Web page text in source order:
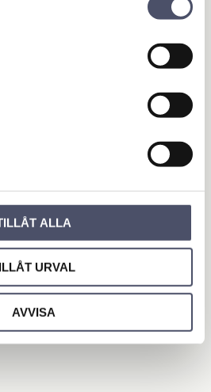
ALLA
URVAL
AVVISA